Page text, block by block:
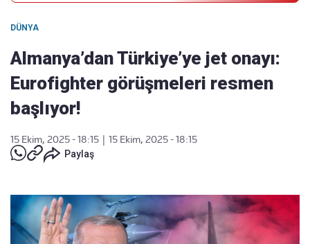
DÜNYA
Almanya’dan Türkiye’ye jet onayı:
Eurofighter görüşmeleri resmen
başlıyor!
15 Ekim, 2025 - 18:15
15 Ekim, 2025 - 18:15
Paylaş